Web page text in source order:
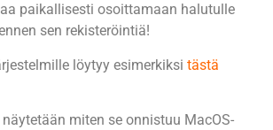
paikallisesti osoittamaan halutulle
sen rekisteröintiä!
löytyy esimerkiksi tästä
miten se onnistuu MacOS-